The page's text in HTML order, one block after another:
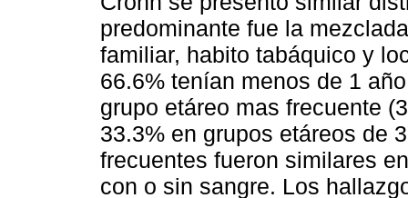
predominante fue la
familiar, habito tabáquico y
66.6% tenían menos de 1
grupo etáreo mas frecuente
33.3% en grupos etáreos de
frecuentes fueron similares
con o sin sangre. Los